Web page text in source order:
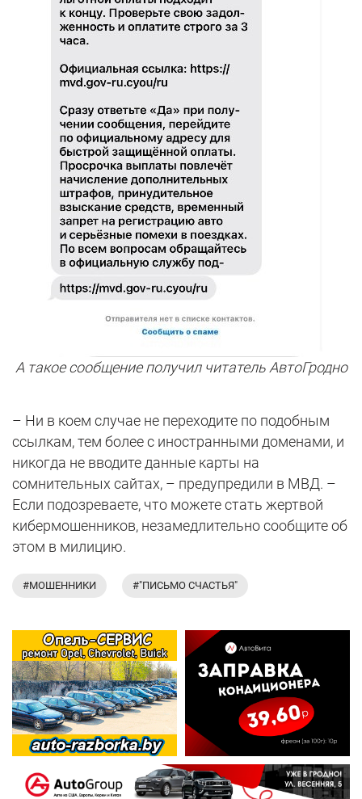
А такое сообщение получил читатель АвтоГродно
– Ни в коем случае не переходите по подобным
ссылкам, тем более с иностранными доменами, и
никогда не вводите данные карты на
сомнительных сайтах, – предупредили в МВД. –
Если подозреваете, что можете стать жертвой
кибермошенников, незамедлительно сообщите об
этом в милицию.
#МОШЕННИКИ #"ПИСЬМО СЧАСТЬЯ"